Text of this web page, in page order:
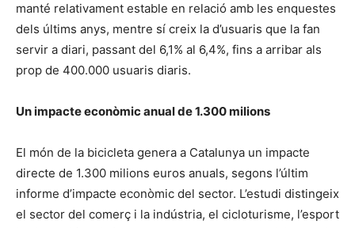
manté relativament estable en relació amb les enquestes
dels últims anys, mentre sí creix la d’usuaris que la fan
servir a diari, passant del 6,1% al 6,4%, fins a arribar als
prop de 400.000 usuaris diaris.
Un impacte econòmic anual de 1.300 milions
El món de la bicicleta genera a Catalunya un impacte
directe de 1.300 milions euros anuals, segons l’últim
informe d’impacte econòmic del sector. L’estudi distingeix
el sector del comerç i la indústria, el cicloturisme, l’esport